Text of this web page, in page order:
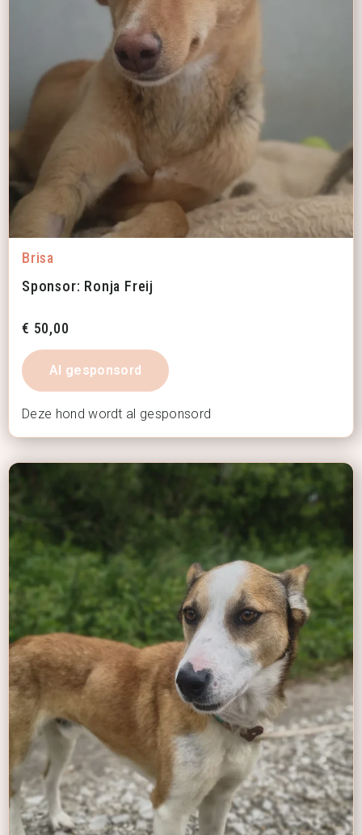
Brisa
Sponsor: Ronja Freij
€ 50,00
Al gesponsord
Deze hond wordt al gesponsord